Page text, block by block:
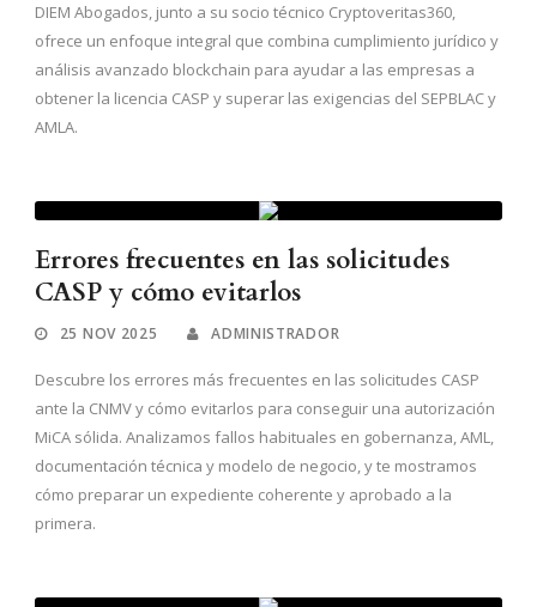
DIEM Abogados, junto a su socio técnico Cryptoveritas360,
ofrece un enfoque integral que combina cumplimiento jurídico y
análisis avanzado blockchain para ayudar a las empresas a
obtener la licencia CASP y superar las exigencias del SEPBLAC y
AMLA.
Errores frecuentes en las solicitudes
CASP y cómo evitarlos
25 NOV 2025 ADMINISTRADOR
Descubre los errores más frecuentes en las solicitudes CASP
ante la CNMV y cómo evitarlos para conseguir una autorización
MiCA sólida. Analizamos fallos habituales en gobernanza, AML,
documentación técnica y modelo de negocio, y te mostramos
cómo preparar un expediente coherente y aprobado a la
primera.